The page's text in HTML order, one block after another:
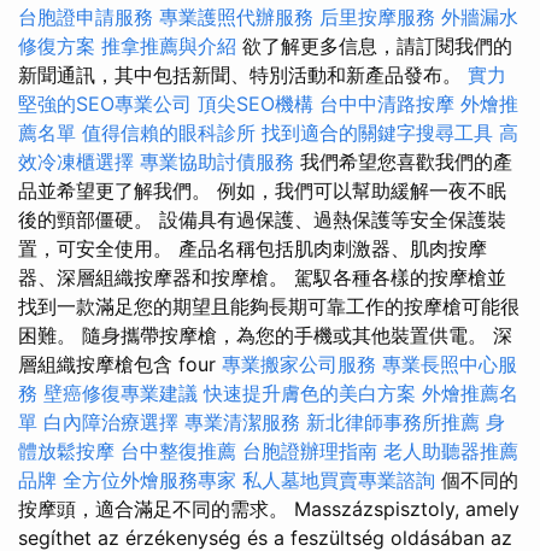
台胞證申請服務 專業護照代辦服務 后里按摩服務 外牆漏水
修復方案 推拿推薦與介紹 欲了解更多信息，請訂閱我們的
新聞通訊，其中包括新聞、特別活動和新產品發布。 實力
堅強的SEO專業公司 頂尖SEO機構 台中中清路按摩 外燴推
薦名單 值得信賴的眼科診所 找到適合的關鍵字搜尋工具 高
效冷凍櫃選擇 專業協助討債服務 我們希望您喜歡我們的產
品並希望更了解我們。 例如，我們可以幫助緩解一夜不眠
後的頸部僵硬。 設備具有過保護、過熱保護等安全保護裝
置，可安全使用。 產品名稱包括肌肉刺激器、肌肉按摩
器、深層組織按摩器和按摩槍。 駕馭各種各樣的按摩槍並
找到一款滿足您的期望且能夠長期可靠工作的按摩槍可能很
困難。 隨身攜帶按摩槍，為您的手機或其他裝置供電。 深
層組織按摩槍包含 four 專業搬家公司服務 專業長照中心服
務 壁癌修復專業建議 快速提升膚色的美白方案 外燴推薦名
單 白內障治療選擇 專業清潔服務 新北律師事務所推薦 身
體放鬆按摩 台中整復推薦 台胞證辦理指南 老人助聽器推薦
品牌 全方位外燴服務專家 私人墓地買賣專業諮詢 個不同的
按摩頭，適合滿足不同的需求。 Masszázspisztoly, amely
segíthet az érzékenység és a feszültség oldásában az